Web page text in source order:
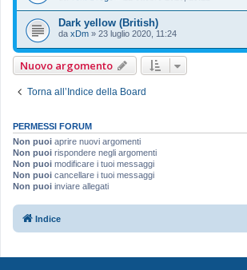
Dark yellow (British)
da xDm » 23 luglio 2020, 11:24
Nuovo argomento
Torna all’Indice della Board
PERMESSI FORUM
Non puoi aprire nuovi argomenti
Non puoi rispondere negli argomenti
Non puoi modificare i tuoi messaggi
Non puoi cancellare i tuoi messaggi
Non puoi inviare allegati
Indice